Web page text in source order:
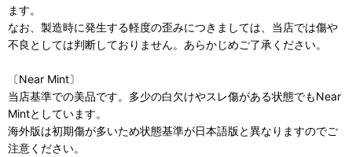
ます。
なお、製造時に発生する軽度の歪みにつきましては、当店では傷や
不良としては判断しておりません。あらかじめご了承ください。
〔Near Mint〕
当店基準での美品です。多少の白欠けやスレ傷がある状態でもNear
Mintとしています。
海外版は初期傷が多いため状態基準が日本語版と異なりますのでご
注意ください。